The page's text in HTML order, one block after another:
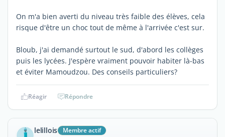
On m'a bien averti du niveau très faible des élèves, cela
risque d'être un choc tout de même à l'arrivée c'est sur.
Bloub, j'ai demandé surtout le sud, d'abord les collèges
puis les lycées. J'espère vraiment pouvoir habiter là-bas
et éviter Mamoudzou. Des conseils particuliers?
Réagir Répondre
lelillois Membre actif